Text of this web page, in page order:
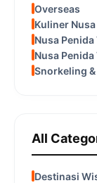
Overseas
Kuliner
Nusa Penida
Nusa
Snorkeling
All
Destinasi